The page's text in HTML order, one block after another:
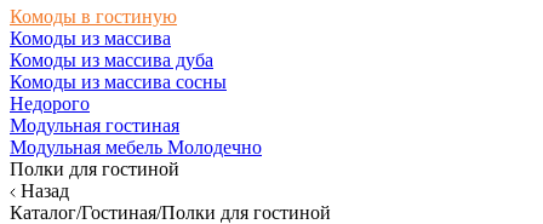
Комоды в гостиную
Комоды из массива
Комоды из массива дуба
Комоды из массива сосны
Недорого
Модульная гостиная
Модульная мебель Молодечно
Полки для гостиной
Назад
Каталог/Гостиная/Полки для гостиной